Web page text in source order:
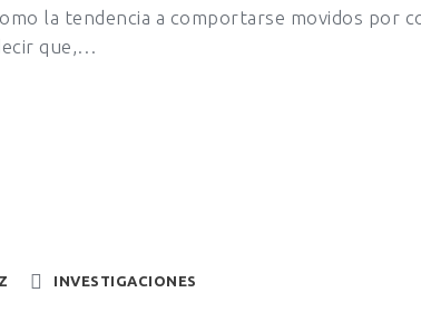
la tendencia a comportarse movidos por
que,…
INVESTIGACIONES